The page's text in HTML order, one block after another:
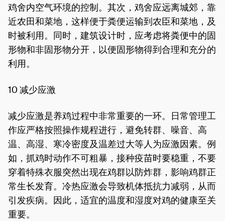
鸡舍内空气环境的控制。其次，鸡舍应远离城郊，靠
近农田和菜地，这样便于粪便运输到农臣和菜地，及
时被利用。同时，建筑设计时，应考虑将粪便中的固
形物和非固形物分开，以便固形物得到合理和充分的
利用。
10 减少应激
减少应激是养鸡过程中非常重要的一环。日常管理工
作应严格按照操作规程进行，避免转群、噪音、高
温、高湿、寒冷密度及温差过大等人为应激因素。例
如，抓鸡时动作不可粗暴，接种疫苗时要稳重，不要
穿着特殊衣服突然出现在鸡群以防炸群，影响鸡群正
常生长发育。冷热应激会导致机体抵抗力减弱，从而
引发疾病。因此，适宜的温度和湿度对鸡的健康至关
重要。